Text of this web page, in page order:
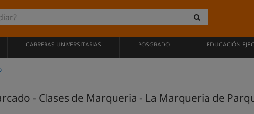
CARRERAS UNIVERSITARIAS POSGRADO EDUCACIÓN
- Clases de Marqueria - La Marqueria de